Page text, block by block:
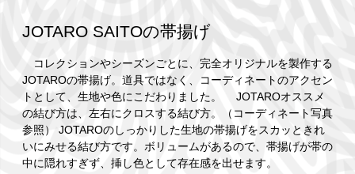
JOTARO SAITOの帯揚げ
コレクションやシーズンごとに、完全オリジナルを製作する
JOTAROの帯揚げ。道具ではなく、コーディネートのアクセン
トとして、生地や色にこだわりました。 JOTAROオススメ
の結び方は、左右にクロスする結び方。（コーディネート写真
参照） JOTAROのしっかりした生地の帯揚げをスカッときれ
いにみせる結び方です。ボリュームがあるので、帯揚げが帯の
中に隠れすぎず、挿し色として存在感を出せます。